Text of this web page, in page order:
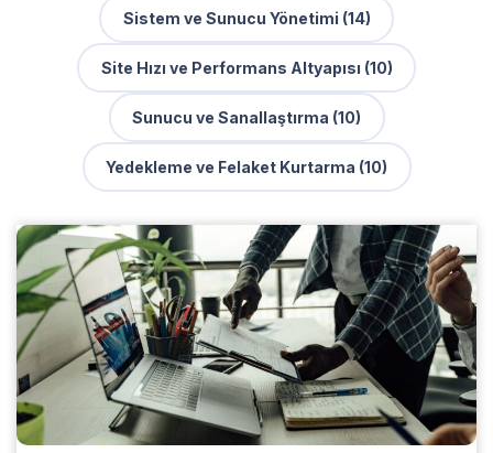
Sistem ve Sunucu Yönetimi (14)
Site Hızı ve Performans Altyapısı (10)
Sunucu ve Sanallaştırma (10)
Yedekleme ve Felaket Kurtarma (10)